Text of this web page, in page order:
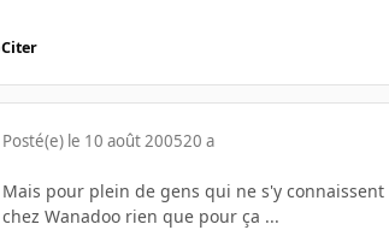
Citer
Posté(e) le 10 août 200520 a
Mais pour plein de gens qui ne s'y
chez Wanadoo rien que pour ça ...